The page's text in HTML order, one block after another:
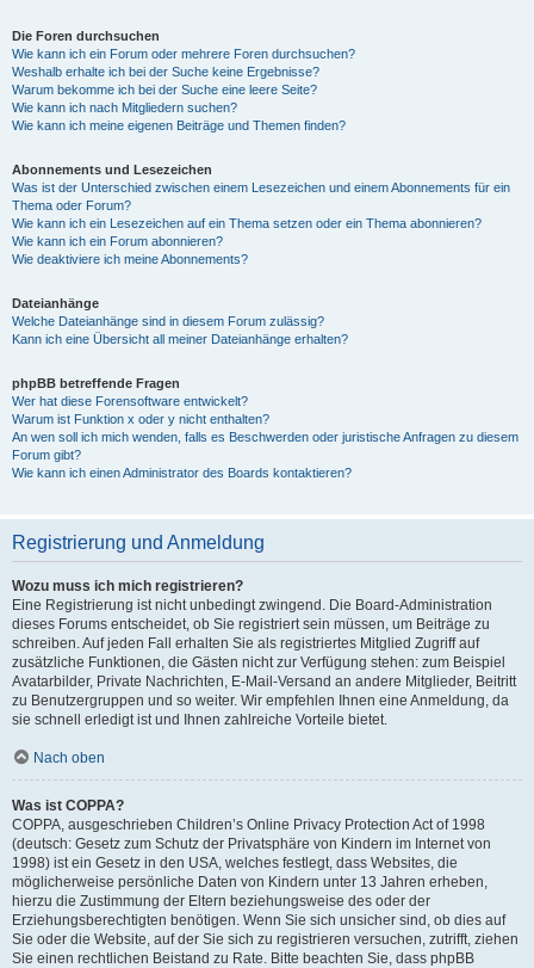
Die Foren durchsuchen
Wie kann ich ein Forum oder mehrere Foren durchsuchen?
Weshalb erhalte ich bei der Suche keine Ergebnisse?
Warum bekomme ich bei der Suche eine leere Seite?
Wie kann ich nach Mitgliedern suchen?
Wie kann ich meine eigenen Beiträge und Themen finden?
Abonnements und Lesezeichen
Was ist der Unterschied zwischen einem Lesezeichen und einem Abonnements für ein
Thema oder Forum?
Wie kann ich ein Lesezeichen auf ein Thema setzen oder ein Thema abonnieren?
Wie kann ich ein Forum abonnieren?
Wie deaktiviere ich meine Abonnements?
Dateianhänge
Welche Dateianhänge sind in diesem Forum zulässig?
Kann ich eine Übersicht all meiner Dateianhänge erhalten?
phpBB betreffende Fragen
Wer hat diese Forensoftware entwickelt?
Warum ist Funktion x oder y nicht enthalten?
An wen soll ich mich wenden, falls es Beschwerden oder juristische Anfragen zu diesem
Forum gibt?
Wie kann ich einen Administrator des Boards kontaktieren?
Registrierung und Anmeldung
Wozu muss ich mich registrieren?
Eine Registrierung ist nicht unbedingt zwingend. Die Board-Administration
dieses Forums entscheidet, ob Sie registriert sein müssen, um Beiträge zu
schreiben. Auf jeden Fall erhalten Sie als registriertes Mitglied Zugriff auf
zusätzliche Funktionen, die Gästen nicht zur Verfügung stehen: zum Beispiel
Avatarbilder, Private Nachrichten, E-Mail-Versand an andere Mitglieder, Beitritt
zu Benutzergruppen und so weiter. Wir empfehlen Ihnen eine Anmeldung, da
sie schnell erledigt ist und Ihnen zahlreiche Vorteile bietet.
Nach oben
Was ist COPPA?
COPPA, ausgeschrieben Children’s Online Privacy Protection Act of 1998
(deutsch: Gesetz zum Schutz der Privatsphäre von Kindern im Internet von
1998) ist ein Gesetz in den USA, welches festlegt, dass Websites, die
möglicherweise persönliche Daten von Kindern unter 13 Jahren erheben,
hierzu die Zustimmung der Eltern beziehungsweise des oder der
Erziehungsberechtigten benötigen. Wenn Sie sich unsicher sind, ob dies auf
Sie oder die Website, auf der Sie sich zu registrieren versuchen, zutrifft, ziehen
Sie einen rechtlichen Beistand zu Rate. Bitte beachten Sie, dass phpBB